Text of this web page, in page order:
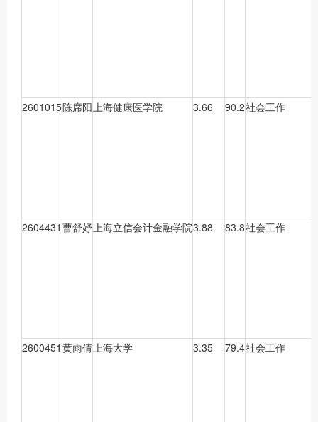
2601015陈席阳 上海健康医学院 3.66 90.2社会工作
2604431 曹舒妤 上海立信会计金融学院3.88 83.8社会工作
2600451 黄雨倩 上海大学 3.35 79.4社会工作